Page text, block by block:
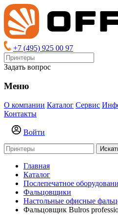
+7 (495) 925 00 97
Задать вопрос
Меню
О компании Каталог Сервис
Контакты
Войти
Главная
Каталог
Послепечатное
Фальцовщики
Настольные офисные
Фальцовщик Bulros